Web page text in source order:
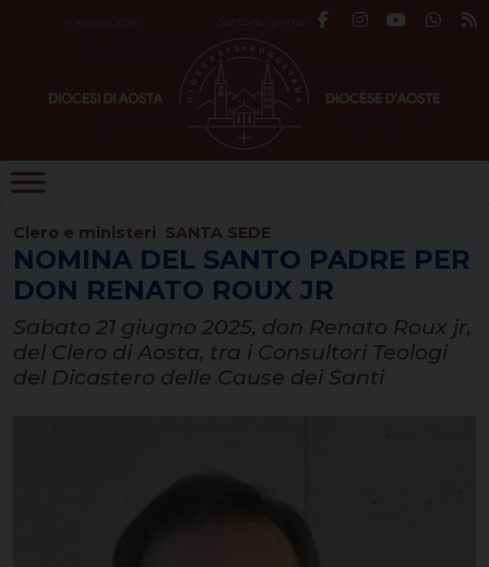
Clero e ministeri SANTA SEDE
NOMINA DEL SANTO PADRE PER
DON RENATO ROUX JR
Sabato 21 giugno 2025, don Renato Roux jr,
del Clero di Aosta, tra i Consultori Teologi
del Dicastero delle Cause dei Santi